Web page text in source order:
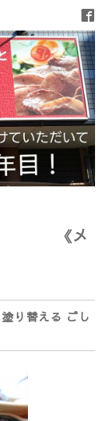
ぶ 《メ
り替える ごし